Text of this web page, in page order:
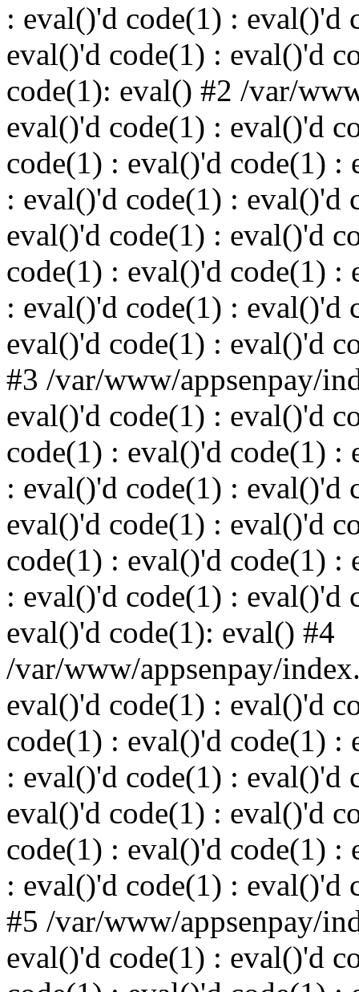
: eval()'d code(1) : eval()'d
eval()'d code(1) : eval()'d
code(1): eval() #2 /var/
eval()'d code(1) : eval()'d
code(1) : eval()'d code(1) :
: eval()'d code(1) : eval()'d
eval()'d code(1) : eval()'d
code(1) : eval()'d code(1) :
: eval()'d code(1) : eval()'d
eval()'d code(1) : eval()'d
#3 /var/www/appsenpay/
eval()'d code(1) : eval()'d
code(1) : eval()'d code(1) :
: eval()'d code(1) : eval()'d
eval()'d code(1) : eval()'d
code(1) : eval()'d code(1) :
: eval()'d code(1) : eval()'d
eval()'d code(1): eval() #4
/var/www/appsenpay/
eval()'d code(1) : eval()'d
code(1) : eval()'d code(1) :
: eval()'d code(1) : eval()'d
eval()'d code(1) : eval()'d
code(1) : eval()'d code(1) :
: eval()'d code(1) : eval()'d
#5 /var/www/appsenpay/
eval()'d code(1) : eval()'d